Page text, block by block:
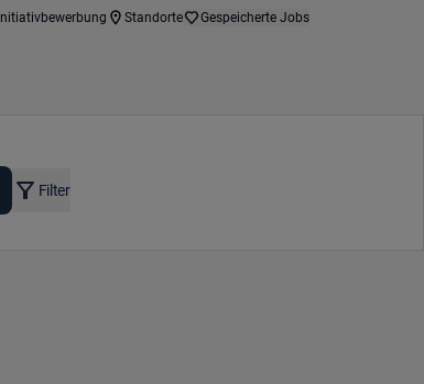
Initiativbewerbung Standorte Gespeicherte Jobs
Filter